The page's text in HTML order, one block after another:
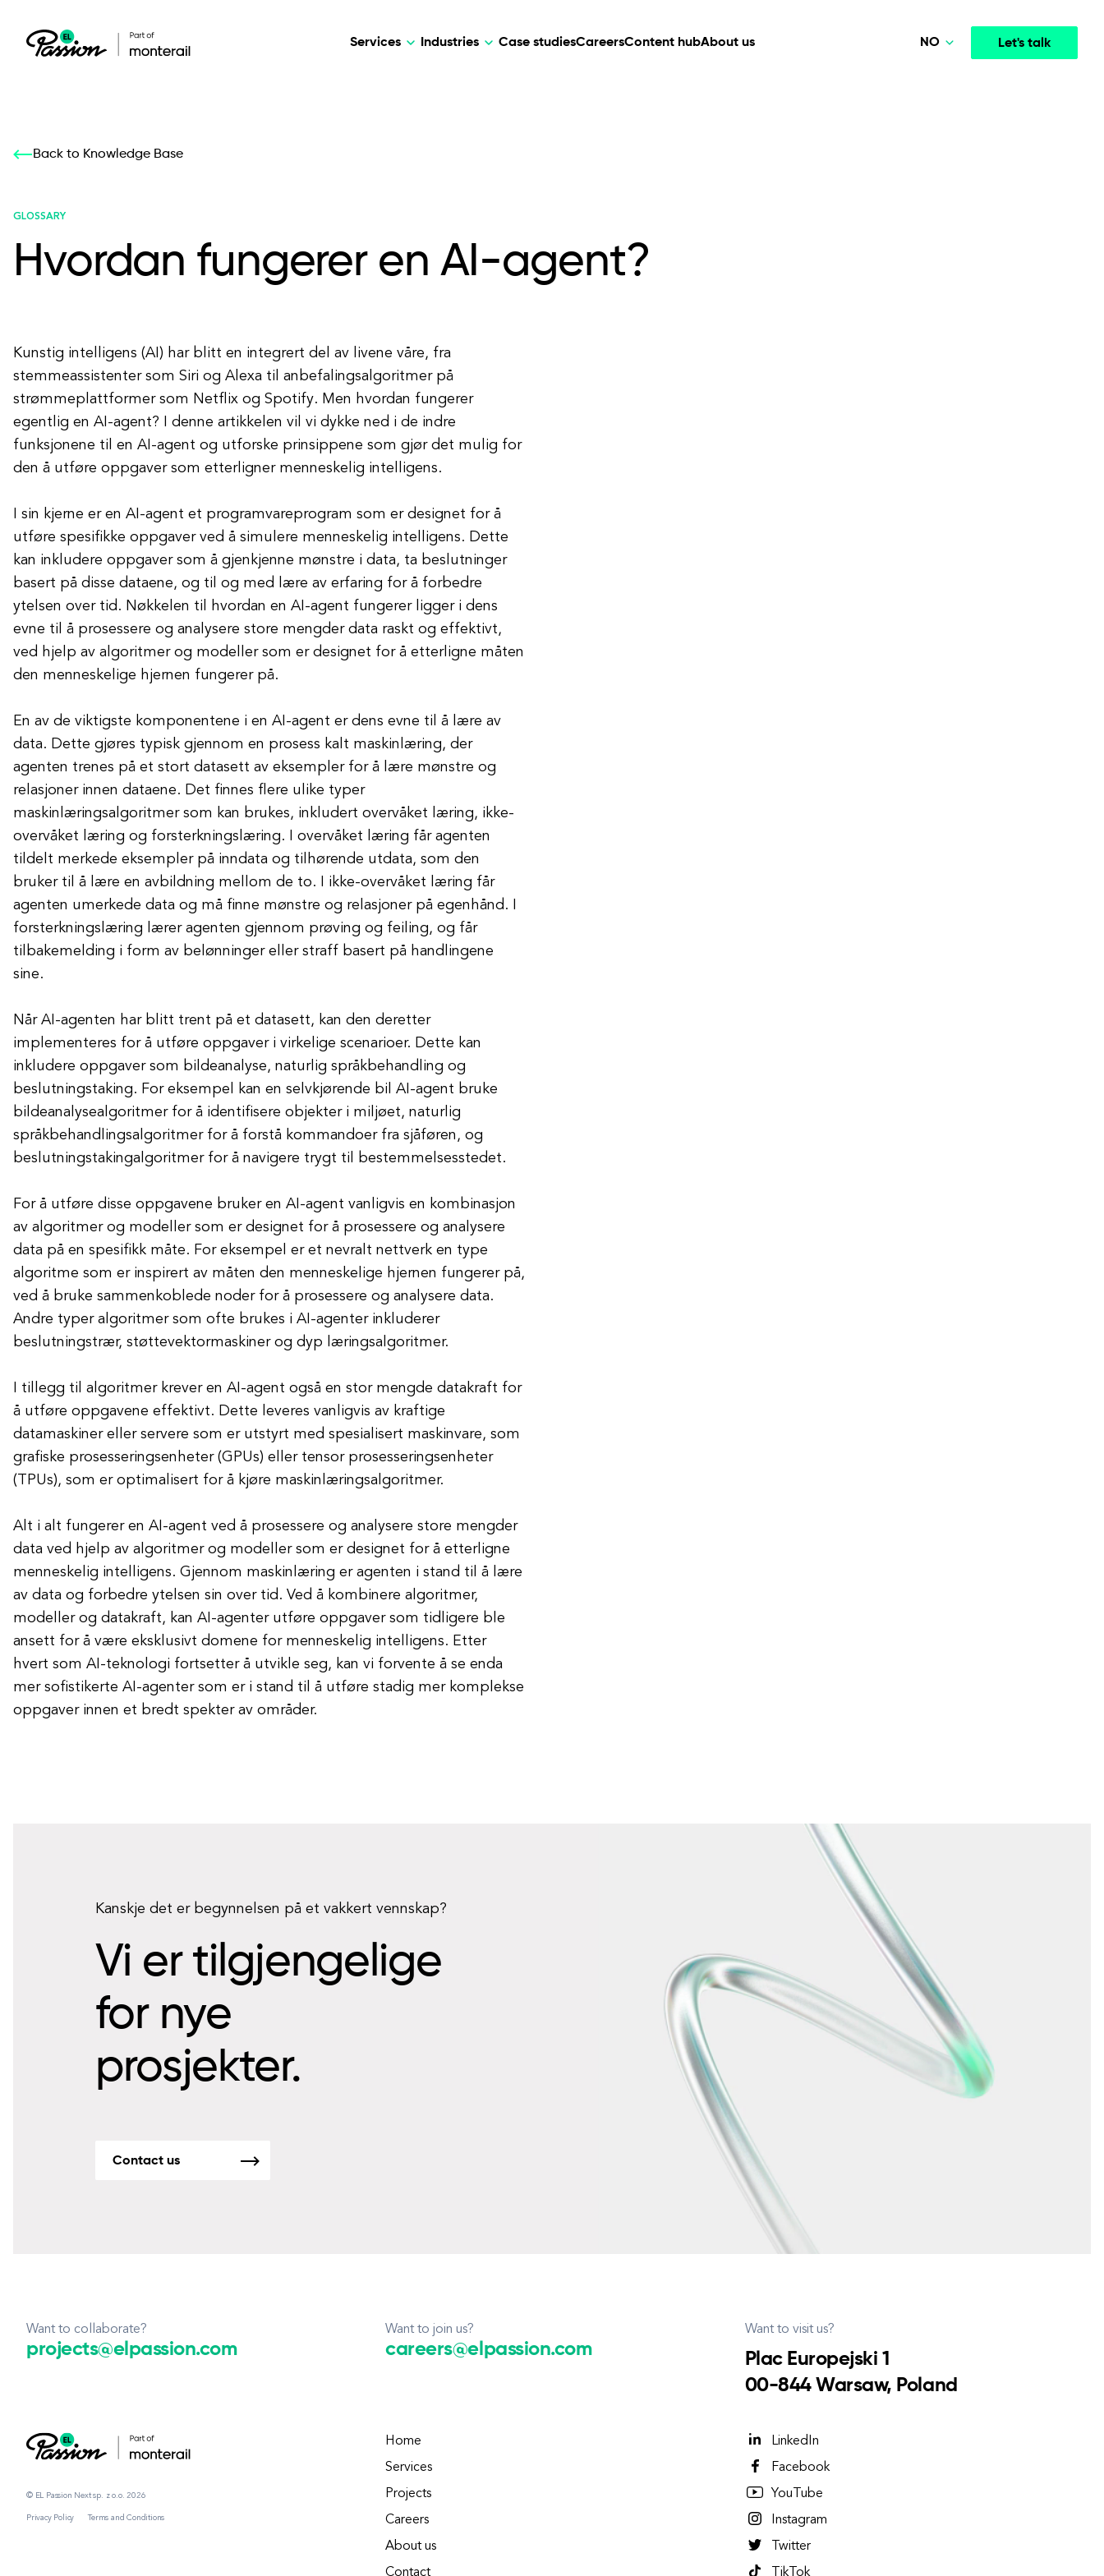
Services
Our services: build,
All services
Industries
Our services: build,
Case studiesCareersContent hubAbout us Let's talk
NO
Back to Knowledge Base
GLOSSARY
Hvordan fungerer en AI-agent?
Kunstig intelligens (AI) har blitt en integrert del av livene våre, fra
stemmeassistenter som Siri og Alexa til anbefalingsalgoritmer på
strømmeplattformer som Netflix og Spotify. Men hvordan fungerer
egentlig en AI-agent? I denne artikkelen vil vi dykke ned i de indre
funksjonene til en AI-agent og utforske prinsippene som gjør det mulig for
den å utføre oppgaver som etterligner menneskelig intelligens.
I sin kjerne er en AI-agent et programvareprogram som er designet for å
utføre spesifikke oppgaver ved å simulere menneskelig intelligens. Dette
kan inkludere oppgaver som å gjenkjenne mønstre i data, ta beslutninger
basert på disse dataene, og til og med lære av erfaring for å forbedre
ytelsen over tid. Nøkkelen til hvordan en AI-agent fungerer ligger i dens
evne til å prosessere og analysere store mengder data raskt og effektivt,
ved hjelp av algoritmer og modeller som er designet for å etterligne måten
den menneskelige hjernen fungerer på.
En av de viktigste komponentene i en AI-agent er dens evne til å lære av
data. Dette gjøres typisk gjennom en prosess kalt maskinlæring, der
agenten trenes på et stort datasett av eksempler for å lære mønstre og
relasjoner innen dataene. Det finnes flere ulike typer
maskinlæringsalgoritmer som kan brukes, inkludert overvåket læring, ikke-
overvåket læring og forsterkningslæring. I overvåket læring får agenten
tildelt merkede eksempler på inndata og tilhørende utdata, som den
bruker til å lære en avbildning mellom de to. I ikke-overvåket læring får
agenten umerkede data og må finne mønstre og relasjoner på egenhånd. I
forsterkningslæring lærer agenten gjennom prøving og feiling, og får
tilbakemelding i form av belønninger eller straff basert på handlingene
sine.
Når AI-agenten har blitt trent på et datasett, kan den deretter
implementeres for å utføre oppgaver i virkelige scenarioer. Dette kan
inkludere oppgaver som bildeanalyse, naturlig språkbehandling og
beslutningstaking. For eksempel kan en selvkjørende bil AI-agent bruke
bildeanalysealgoritmer for å identifisere objekter i miljøet, naturlig
språkbehandlingsalgoritmer for å forstå kommandoer fra sjåføren, og
beslutningstakingalgoritmer for å navigere trygt til bestemmelsesstedet.
For å utføre disse oppgavene bruker en AI-agent vanligvis en kombinasjon
av algoritmer og modeller som er designet for å prosessere og analysere
data på en spesifikk måte. For eksempel er et nevralt nettverk en type
algoritme som er inspirert av måten den menneskelige hjernen fungerer på,
ved å bruke sammenkoblede noder for å prosessere og analysere data.
Andre typer algoritmer som ofte brukes i AI-agenter inkluderer
beslutningstrær, støttevektormaskiner og dyp læringsalgoritmer.
I tillegg til algoritmer krever en AI-agent også en stor mengde datakraft for
å utføre oppgavene effektivt. Dette leveres vanligvis av kraftige
datamaskiner eller servere som er utstyrt med spesialisert maskinvare, som
grafiske prosesseringsenheter (GPUs) eller tensor prosesseringsenheter
(TPUs), som er optimalisert for å kjøre maskinlæringsalgoritmer.
Alt i alt fungerer en AI-agent ved å prosessere og analysere store mengder
data ved hjelp av algoritmer og modeller som er designet for å etterligne
menneskelig intelligens. Gjennom maskinlæring er agenten i stand til å lære
av data og forbedre ytelsen sin over tid. Ved å kombinere algoritmer,
modeller og datakraft, kan AI-agenter utføre oppgaver som tidligere ble
ansett for å være eksklusivt domene for menneskelig intelligens. Etter
hvert som AI-teknologi fortsetter å utvikle seg, kan vi forvente å se enda
mer sofistikerte AI-agenter som er i stand til å utføre stadig mer komplekse
oppgaver innen et bredt spekter av områder.
Kanskje det er begynnelsen på et vakkert vennskap?
Vi er tilgjengelige
for nye
prosjekter.
Contact us
Want to collaborate?
projects@elpassion.com
Want to join us?
careers@elpassion.com
Want to visit us?
Plac Europejski 1
00-844 Warsaw, Poland
© EL Passion Next sp. z o.o. 2026
Privacy Policy Terms and Conditions
Home
Services
Projects
Careers
About us
Contact
LinkedIn
Facebook
YouTube
Instagram
Twitter
TikTok